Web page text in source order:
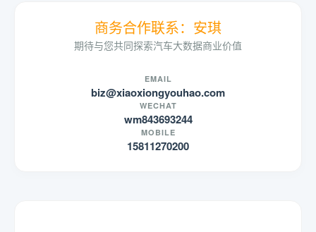
商务合作联系：安琪
期待与您共同探索汽车大数据商业价值
EMAIL
biz@xiaoxiongyouhao.com
WECHAT
wm843693244
MOBILE
15811270200